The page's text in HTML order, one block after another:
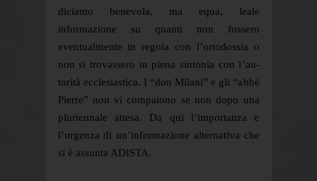
diciamo benevola, ma equa, leale
informazione su quanti non fossero
eventualmente in regola con l’ortodossia o
non si trovassero in piena sintonia con l’au-
torità ecclesiastica. I “don Milani” e gli “abbé
Pierre” non vi compaiono se non dopo una
pluriennale attesa. Da qui l’importanza e
l’urgenza di un’informazione alternativa che
si è assunta ADISTA.